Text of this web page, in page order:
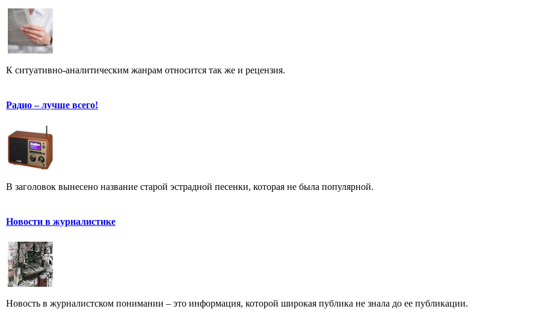
К ситуативно-аналитическим жанрам относится так же и рецензия.
Радио – лучше всего!
В заголовок вынесено название старой эстрадной песенки, которая не была популярной.
Новости в журналистике
Новость в журналистском понимании – это информация, которой широкая публика не знала до ее публикации.